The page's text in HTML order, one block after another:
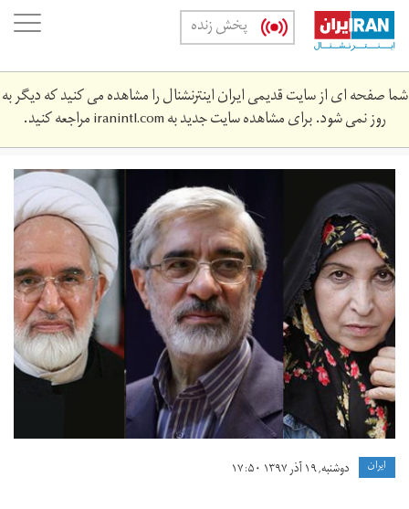
Skip
main
content
پخش زنده
شما صفحه ای از سایت قدیمی ایران اینترنشنال را مشاهده می کنید که دیگر به
روز نمی شود. برای مشاهده سایت جدید بهiranintl.comمراجعه کنید.
dhwlnwry.png
ايران دوشنبه, ۱۹ آذر ۱۳۹۷ ۱۷:۵۰